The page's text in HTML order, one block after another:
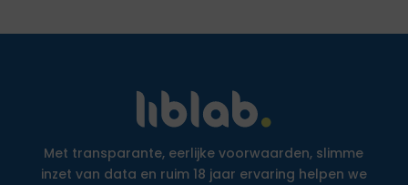
Met transparante, eerlijke voorwaarden, slimme
inzet van data en ruim 18 jaar ervaring helpen we